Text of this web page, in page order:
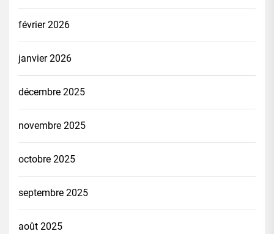
février 2026
janvier 2026
décembre 2025
novembre 2025
octobre 2025
septembre 2025
août 2025